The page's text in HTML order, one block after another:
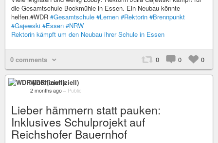
die Gesamtschule Bockmühle in Essen. Ein Neubau könnte
helfen.#WDR #Gesamtschule #Lernen #Rektorin #Brennpunkt
#Gajewski #Essen #NRW
Rektorin kämpft um den Neubau ihrer Schule in Essen
0 comments 0 0 0
WDR (inoffiziell)
2 months ago – Public
Lieber hämmern statt pauken:
Inklusives Schulprojekt auf
Reichshofer Bauernhof